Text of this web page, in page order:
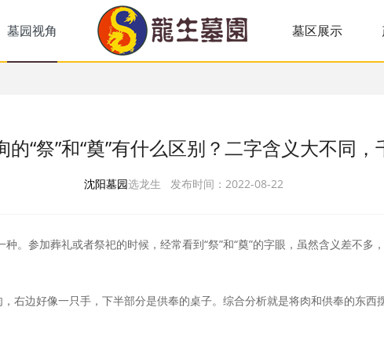
墓园视角 墓区展示
“祭”和“奠”有什么区别？二字含义大不同，
沈阳墓园选龙生 发布时间：2022-08-22
。参加葬礼或者祭祀的时候，经常看到“祭”和“奠”的字眼，虽然含义差不多
右边好像一只手，下半部分是供奉的桌子。综合分析就是将肉和供奉的东西